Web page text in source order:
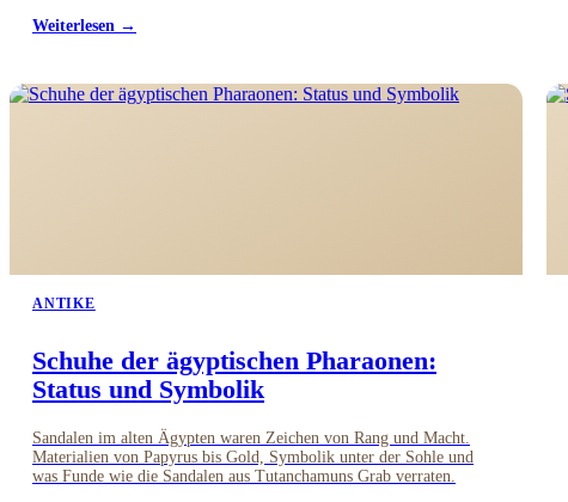
Weiterlesen →
ANTIKE
Schuhe der ägyptischen Pharaonen:
Status und Symbolik
Sandalen im alten Ägypten waren Zeichen von Rang und Macht.
Materialien von Papyrus bis Gold, Symbolik unter der Sohle und
was Funde wie die Sandalen aus Tutanchamuns Grab verraten.